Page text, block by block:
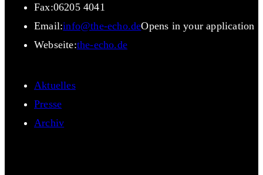
Fax:06205 4041
Email:info@the-echo.deOpens in your application
Webseite:the-echo.de
Aktuelles
Presse
Archiv